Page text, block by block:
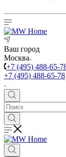
Ваш город
Москва
+7 (495) 488-65-
+7 (495) 488-65-78